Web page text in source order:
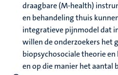
draagbare (M-health)
en behandeling thuis
integratieve pijnmodel dat
willen de onderzoekers het
biopsychosociale theorie
en op die manier het aantal